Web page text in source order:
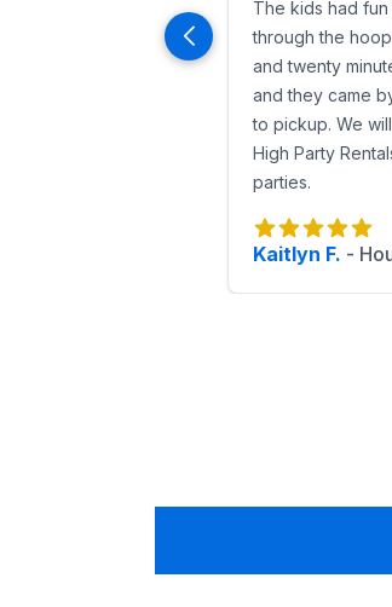
Anclaje Profesional :
Personal Verificado
Seguro y
Brincolines en Sugar
Brincolines en Stafford
Brincolines en Pearland
The kids had
through the
and twenty
and they came
to pickup. We
High Party
parties.
Kaitlyn F. -